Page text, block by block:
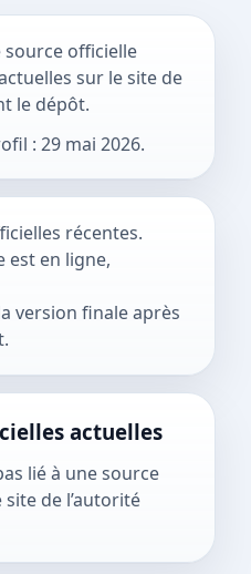
source officielle
sur le site de
le dépôt.
: 29 mai 2026.
récentes.
est en ligne,
version finale après
actuelles
lié à une source
de l’autorité